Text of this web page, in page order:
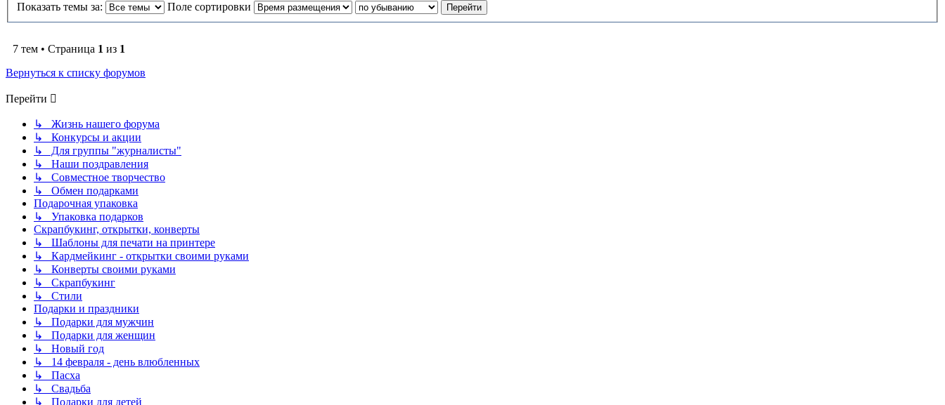
Показать темы за: Поле сортировки
7 тем • Страница 1 из 1
Вернуться к списку форумов
Перейти
↳ Жизнь нашего форума
↳ Конкурсы и акции
↳ Для группы "журналисты"
↳ Наши поздравления
↳ Совместное творчество
↳ Обмен подарками
Подарочная упаковка
↳ Упаковка подарков
Скрапбукинг, открытки, конверты
↳ Шаблоны для печати на принтере
↳ Кардмейкинг - открытки своими руками
↳ Конверты своими руками
↳ Скрапбукинг
↳ Стили
Подарки и праздники
↳ Подарки для мужчин
↳ Подарки для женщин
↳ Новый год
↳ 14 февраля - день влюбленных
↳ Пасха
↳ Свадьба
↳ Подарки для детей